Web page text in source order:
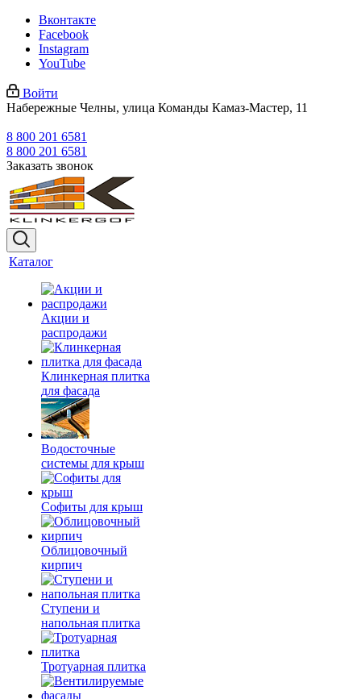
Вконтакте
Facebook
Instagram
YouTube
Войти
Набережные Челны, улица Команды Камаз-Мастер, 11
8 800 201 6581
8 800 201 6581
Заказать звонок
Каталог
Акции и
распродажи
Клинкерная плитка
для фасада
Водосточные
системы для крыш
Софиты для крыш
Облицовочный
кирпич
Ступени и
напольная плитка
Тротуарная плитка